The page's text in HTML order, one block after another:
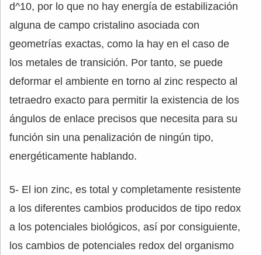
d^10, por lo que no hay energía de estabilización
alguna de campo cristalino asociada con
geometrías exactas, como la hay en el caso de
los metales de transición. Por tanto, se puede
deformar el ambiente en torno al zinc respecto al
tetraedro exacto para permitir la existencia de los
ángulos de enlace precisos que necesita para su
función sin una penalización de ningún tipo,
energéticamente hablando.
5- El ion zinc, es total y completamente resistente
a los diferentes cambios producidos de tipo redox
a los potenciales biológicos, así por consiguiente,
los cambios de potenciales redox del organismo